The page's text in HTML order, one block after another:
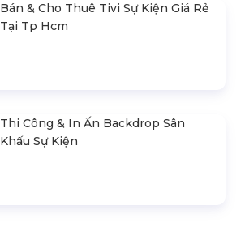
Bán & Cho Thuê Tivi Sự Kiện Giá Rẻ
Tại Tp Hcm
Thi Công & In Ấn Backdrop Sân
Khấu Sự Kiện